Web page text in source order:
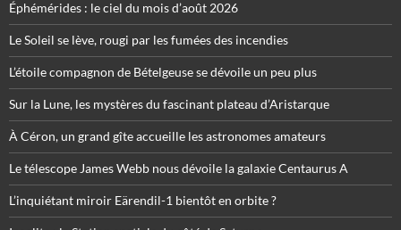
Éphémérides : le ciel du mois d’août 2026
Le Soleil se lève, rougi par les fumées des incendies
L’étoile compagnon de Bételgeuse se dévoile un peu plus
Sur la Lune, les mystères du fascinant plateau d’Aristarque
À Céron, un grand gîte accueille les astronomes amateurs
Le télescope James Webb nous dévoile la galaxie Centaurus A
L’inquiétant miroir Eärendil-1 bientôt en orbite ?